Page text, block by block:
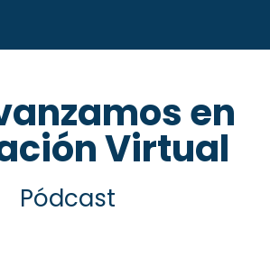
en
Virtual
Pódcast